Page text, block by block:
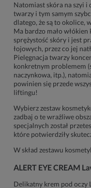
Natomiast skóra na szyi i
twarzy i tym samym
dlatego, że są to okolice,
Ma bardzo mało
sprężystość skóry i jest
łojowych, przez co jej
Pielęgnacja twarzy
konkretnym problemem
naczynkowa, itp.),
powinien się przede
liftingu!
Wybierz zestaw
zadbaj o te wrażliwe
specjalnych został
które potwierdziły
W skład zestawu
ALERT EYE CREAM
Delikatny krem pod oczy